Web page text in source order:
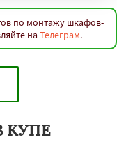
по монтажу шкафов-
на Телеграм.